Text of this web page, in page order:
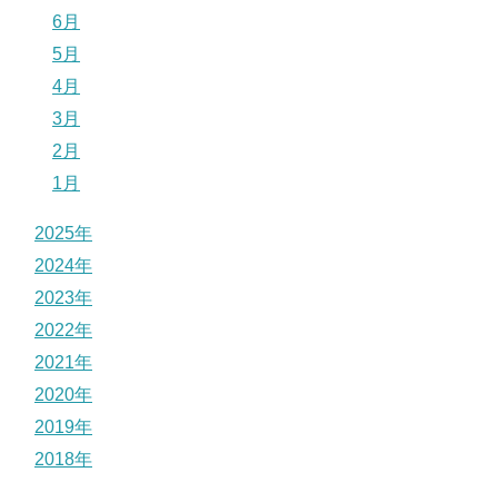
6月
5月
4月
3月
2月
1月
2025年
2024年
2023年
2022年
2021年
2020年
2019年
2018年